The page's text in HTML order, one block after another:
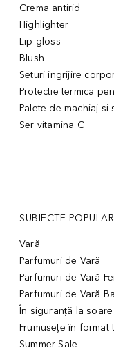
Crema antirid
Highlighter
Lip gloss
Blush
Seturi ingrijire
Protectie termica
Palete de machiaj si
Ser vitamina C
SUBIECTE
Vară
Parfumuri de Vară
Parfumuri de Vară
Parfumuri de Vară
În siguranță la soare
Frumusețe în format
Summer Sale